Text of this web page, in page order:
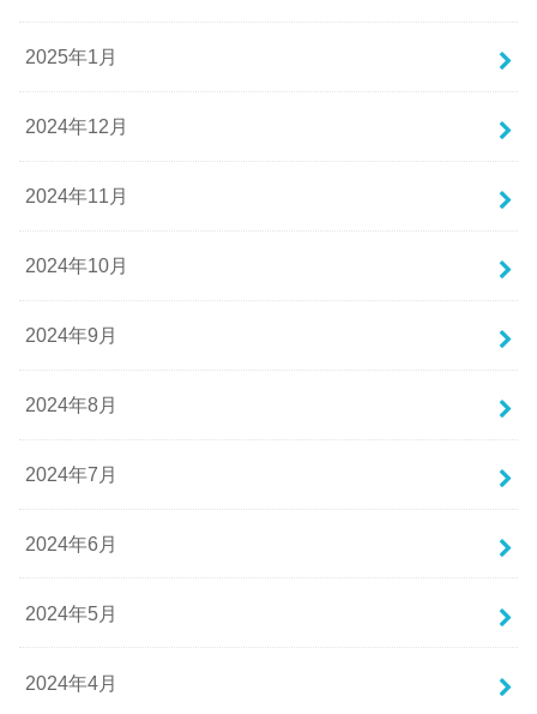
2025年1月
2024年12月
2024年11月
2024年10月
2024年9月
2024年8月
2024年7月
2024年6月
2024年5月
2024年4月